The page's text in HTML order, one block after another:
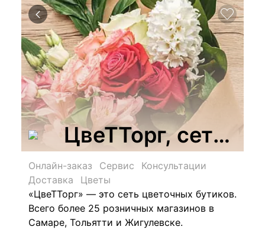
ЦвеТТорг, сеть
Онлайн-заказ Сервис
Консультации
Доставка
Цветы
«ЦвеТТорг» — это сеть цветочных бутиков.
Всего более 25 розничных магазинов в
Самаре, Тольятти и Жигулевске.